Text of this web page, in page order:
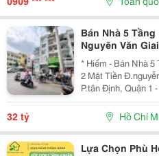
Nhiều...
Bán Nhà 5
Nguyẽn Văn
Giang Giang
* Hiếm - Bán Nhà 5
2 Mặt Tiền
P.tân Định, Quận 1 -
Tích: 60M2 -
Thượng - Thiết Kế
32 tỷ Hồ Chí
Lựa Chọn Phù